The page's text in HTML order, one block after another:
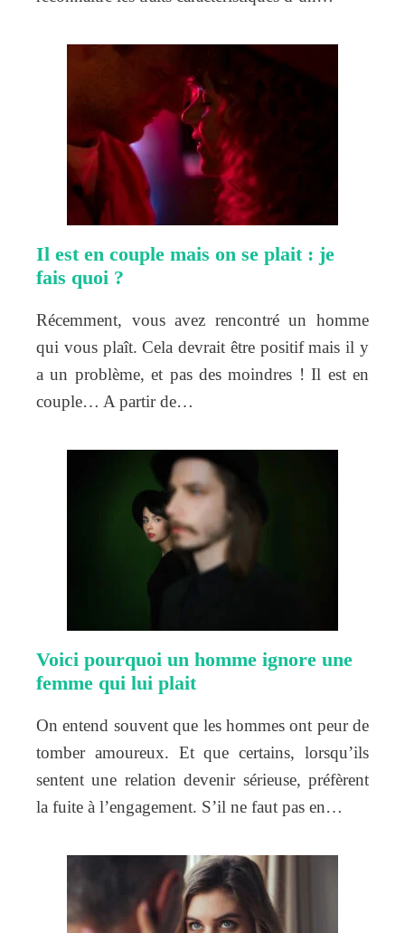
Il est en couple mais on se plait : je
fais quoi ?
Récemment, vous avez rencontré un homme
qui vous plaît. Cela devrait être positif mais il y
a un problème, et pas des moindres ! Il est en
couple… A partir de…
Voici pourquoi un homme ignore une
femme qui lui plait
On entend souvent que les hommes ont peur de
tomber amoureux. Et que certains, lorsqu’ils
sentent une relation devenir sérieuse, préfèrent
la fuite à l’engagement. S’il ne faut pas en…